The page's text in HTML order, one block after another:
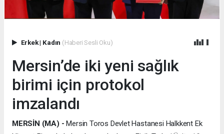
Erkek| Kadın (Haberi Sesli Oku)
Mersin’de iki yeni sağlık
birimi için protokol
imzalandı
MERSİN (MA) - Mersin Toros Devlet Hastanesi Halkkent Ek